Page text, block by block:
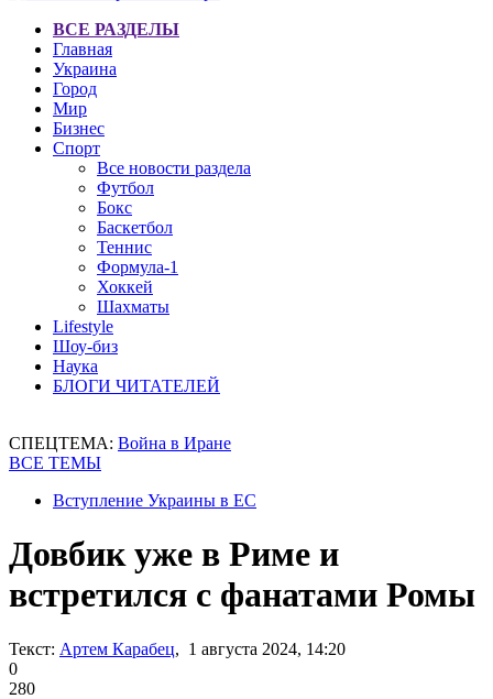
ВСЕ РАЗДЕЛЫ
Главная
Украина
Город
Мир
Бизнес
Спорт
Все новости раздела
Футбол
Бокс
Баскетбол
Теннис
Формула-1
Хоккей
Шахматы
Lifestyle
Шоу-биз
Наука
БЛОГИ ЧИТАТЕЛЕЙ
СПЕЦТЕМА: Война в Иране
ВСЕ ТЕМЫ
Вступление Украины в ЕС
Довбик уже в Риме и
встретился с фанатами Ромы
Текст: Артем Карабец, 1 августа 2024, 14:20
0
280